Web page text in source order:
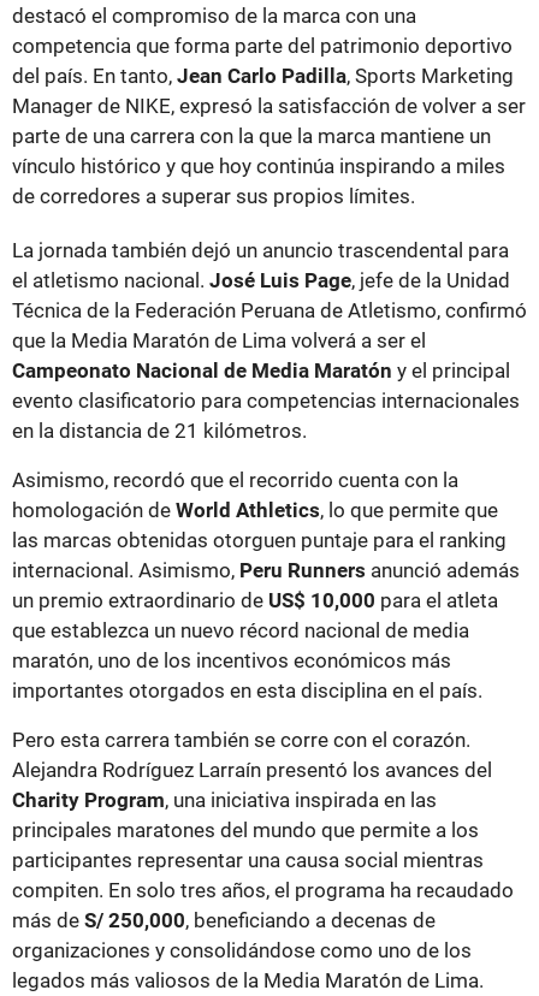
destacó el compromiso de la marca con una
competencia que forma parte del patrimonio deportivo
del país. En tanto, Jean Carlo Padilla, Sports Marketing
Manager de NIKE, expresó la satisfacción de volver a ser
parte de una carrera con la que la marca mantiene un
vínculo histórico y que hoy continúa inspirando a miles
de corredores a superar sus propios límites.
La jornada también dejó un anuncio trascendental para
el atletismo nacional. José Luis Page, jefe de la Unidad
Técnica de la Federación Peruana de Atletismo, confirmó
que la Media Maratón de Lima volverá a ser el
Campeonato Nacional de Media Maratón y el principal
evento clasificatorio para competencias internacionales
en la distancia de 21 kilómetros.
Asimismo, recordó que el recorrido cuenta con la
homologación de World Athletics, lo que permite que
las marcas obtenidas otorguen puntaje para el ranking
internacional. Asimismo, Peru Runners anunció además
un premio extraordinario de US$ 10,000 para el atleta
que establezca un nuevo récord nacional de media
maratón, uno de los incentivos económicos más
importantes otorgados en esta disciplina en el país.
Pero esta carrera también se corre con el corazón.
Alejandra Rodríguez Larraín presentó los avances del
Charity Program, una iniciativa inspirada en las
principales maratones del mundo que permite a los
participantes representar una causa social mientras
compiten. En solo tres años, el programa ha recaudado
más de S/ 250,000, beneficiando a decenas de
organizaciones y consolidándose como uno de los
legados más valiosos de la Media Maratón de Lima.